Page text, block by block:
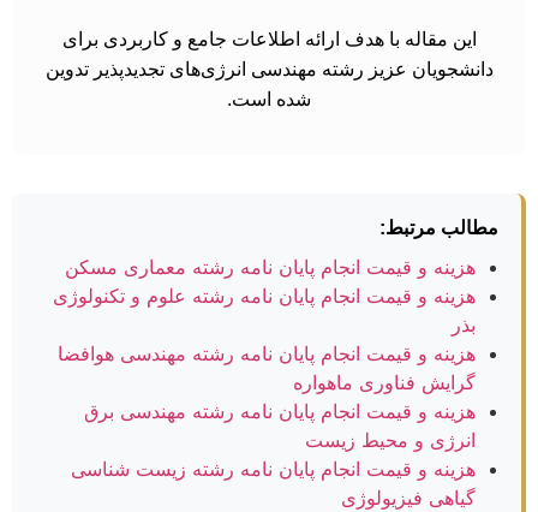
این مقاله با هدف ارائه اطلاعات جامع و کاربردی برای
دانشجویان عزیز رشته مهندسی انرژی‌های تجدیدپذیر تدوین
شده است.
مطالب مرتبط:
هزینه و قیمت انجام پایان نامه رشته معماری مسکن
هزینه و قیمت انجام پایان نامه رشته علوم و تکنولوژی
بذر
هزینه و قیمت انجام پایان نامه رشته مهندسی هوافضا
گرایش فناوری ماهواره
هزینه و قیمت انجام پایان نامه رشته مهندسی برق
انرژی و محیط زیست
هزینه و قیمت انجام پایان نامه رشته زیست شناسی
گیاهی فیزیولوژی